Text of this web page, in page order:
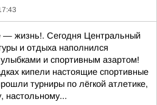
— жизнь!. Сегодня Центральный
и отдыха наполнился
улыбками и спортивным азартом!
кипели настоящие спортивные
турниры по лёгкой атлетике,
настольному...